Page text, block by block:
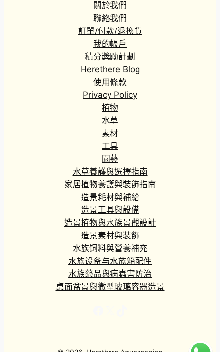
關於我們
聯絡我們
訂單/付款/退換貨
我的帳戶
積分獎勵計劃
Herethere Blog
使用條款
Privacy Policy
植物
水草
素材
工具
園藝
水草養護與選擇指南
家居植物養護與裝飾指南
造景耗材與補給
造景工具與設備
造景植物與水族景觀設計
造景素材與裝飾
水族饲料與營養補充
水族设备与水族箱配件
水族藥品與病蟲害防治
桌面盆景與微型玻璃容器造景